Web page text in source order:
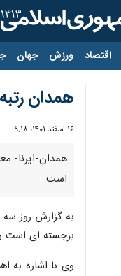
اقتصاد ورزش جهان
همدان
۱۶ اسفند ۱۴۰۱، ۹:۱۸
است.
به گزارش روز سه
برجسته ای است
وی با اشاره به